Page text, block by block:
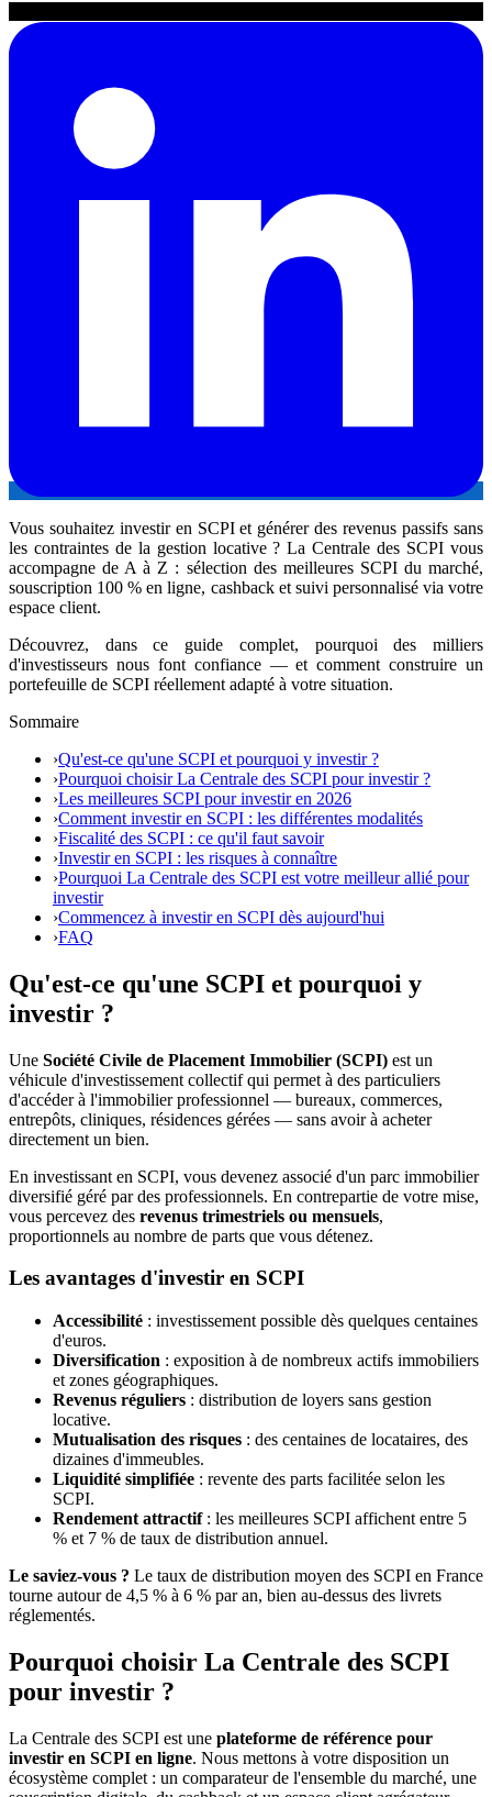
Vous souhaitez investir en SCPI et générer des revenus passifs sans
les contraintes de la gestion locative ? La Centrale des SCPI vous
accompagne de A à Z : sélection des meilleures SCPI du marché,
souscription 100 % en ligne, cashback et suivi personnalisé via votre
espace client.
Découvrez, dans ce guide complet, pourquoi des milliers
d'investisseurs nous font confiance — et comment construire un
portefeuille de SCPI réellement adapté à votre situation.
Sommaire
›Qu'est-ce qu'une SCPI et pourquoi y investir ?
›Pourquoi choisir La Centrale des SCPI pour investir ?
›Les meilleures SCPI pour investir en 2026
›Comment investir en SCPI : les différentes modalités
›Fiscalité des SCPI : ce qu'il faut savoir
›Investir en SCPI : les risques à connaître
›Pourquoi La Centrale des SCPI est votre meilleur allié pour
investir
›Commencez à investir en SCPI dès aujourd'hui
›FAQ
Qu'est-ce qu'une SCPI et pourquoi y
investir ?
Une Société Civile de Placement Immobilier (SCPI) est un
véhicule d'investissement collectif qui permet à des particuliers
d'accéder à l'immobilier professionnel — bureaux, commerces,
entrepôts, cliniques, résidences gérées — sans avoir à acheter
directement un bien.
En investissant en SCPI, vous devenez associé d'un parc immobilier
diversifié géré par des professionnels. En contrepartie de votre mise,
vous percevez des revenus trimestriels ou mensuels,
proportionnels au nombre de parts que vous détenez.
Les avantages d'investir en SCPI
Accessibilité : investissement possible dès quelques centaines
d'euros.
Diversification : exposition à de nombreux actifs immobiliers
et zones géographiques.
Revenus réguliers : distribution de loyers sans gestion
locative.
Mutualisation des risques : des centaines de locataires, des
dizaines d'immeubles.
Liquidité simplifiée : revente des parts facilitée selon les
SCPI.
Rendement attractif: les meilleures SCPI affichent entre 5
% et 7 % de taux de distribution annuel.
Le saviez-vous ? Le taux de distribution moyen des SCPI en France
tourne autour de 4,5 % à 6 % par an, bien au-dessus des livrets
réglementés.
Pourquoi choisir La Centrale des SCPI
pour investir ?
La Centrale des SCPI est une plateforme de référence pour
investir en SCPI en ligne. Nous mettons à votre disposition un
écosystème complet : un comparateur de l'ensemble du marché, une